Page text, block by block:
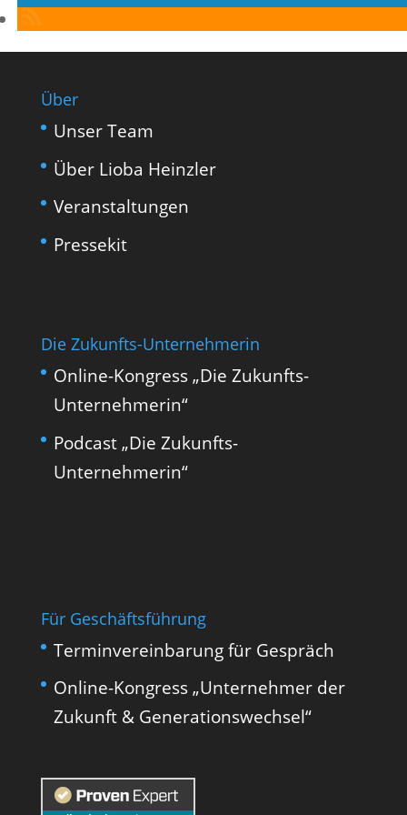
Über
Unser Team
Über Lioba Heinzler
Veranstaltungen
Pressekit
Die Zukunfts-Unternehmerin
Online-Kongress „Die Zukunfts-
Unternehmerin“
Podcast „Die Zukunfts-
Unternehmerin“
Für Geschäftsführung
Terminvereinbarung für Gespräch
Online-Kongress „Unternehmer der
Zukunft & Generationswechsel“